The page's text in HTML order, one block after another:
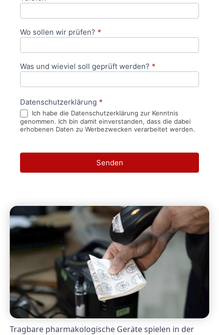
Wo sollen wir prüfen? *
Was und wieviel soll geprüft werden? *
Datenschutzerklärung *
Ich habe die Datenschutzerklärung zur Kenntnis
genommen. Ich bin damit einverstanden, dass die dabei
erhobenen Daten zu Werbezwecken verarbeitet werden.
Senden
Tragbare pharmakologische Geräte spielen in der